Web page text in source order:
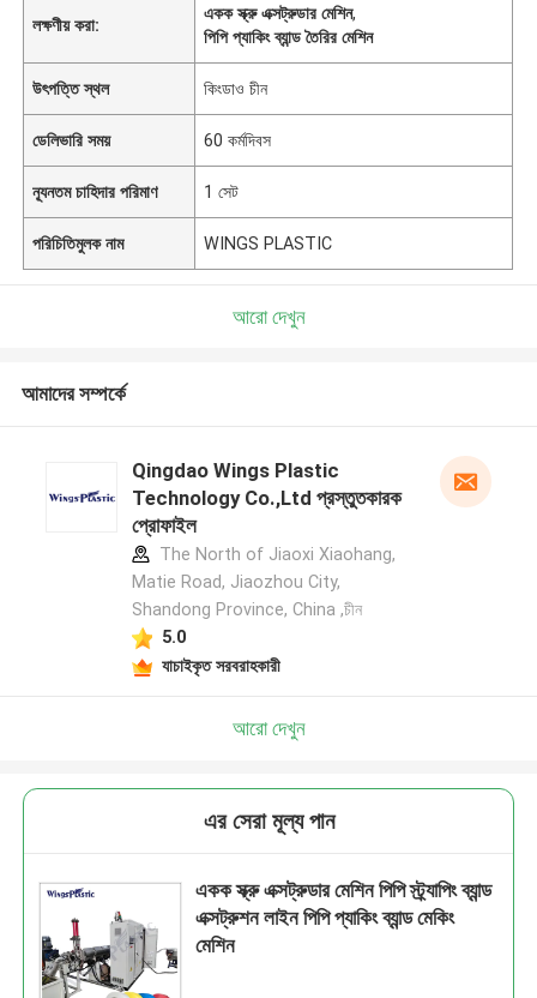
লক্ষণীয় করা:
একক স্ক্রু এক্সট্রুডার মেশিন,
পিপি প্যাকিং ব্যান্ড তৈরির মেশিন
উৎপত্তি স্থল কিংডাও চীন
ডেলিভারি সময় 60 কর্মদিবস
ন্যূনতম চাহিদার পরিমাণ 1 সেট
পরিচিতিমুলক নাম WINGS PLASTIC
আরো দেখুন
আমাদের সম্পর্কে
Qingdao Wings Plastic
Technology Co.,Ltd প্রস্তুতকারক
প্রোফাইল
The North of Jiaoxi Xiaohang,
Matie Road, Jiaozhou City,
Shandong Province, China ,চীন
5.0
যাচাইকৃত সরবরাহকারী
আরো দেখুন
এর সেরা মূল্য পান
একক স্ক্রু এক্সট্রুডার মেশিন পিপি স্ট্র্যাপিং ব্যান্ড
এক্সট্রুশন লাইন পিপি প্যাকিং ব্যান্ড মেকিং
মেশিন